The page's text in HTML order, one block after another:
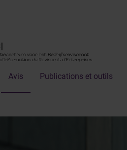
Avis Publications et outils